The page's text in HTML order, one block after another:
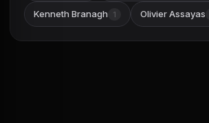
Kenneth Branagh 1 Olivier Assayas